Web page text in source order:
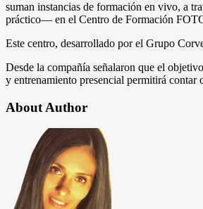
suman instancias de formación en vivo, a
práctico— en el Centro de Formación
Este centro, desarrollado por el Grupo
Desde la compañía señalaron que el
y entrenamiento presencial permitirá contar
About Author